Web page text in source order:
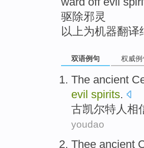
驱除邪灵
以上为机器翻
双语例句 权威例
The ancient
evil spirits.
古凯尔特人相
youdao
Thee ancient